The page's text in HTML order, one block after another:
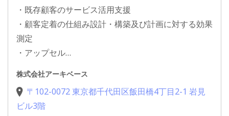
・既存顧客のサービス活用支援
・顧客定着の仕組み設計・構築及び計画に対する効果
測定
・アップセル…
株式会社アーキベース
〒102-0072 東京都千代田区飯田橋4丁目2-1 岩見
ビル3階